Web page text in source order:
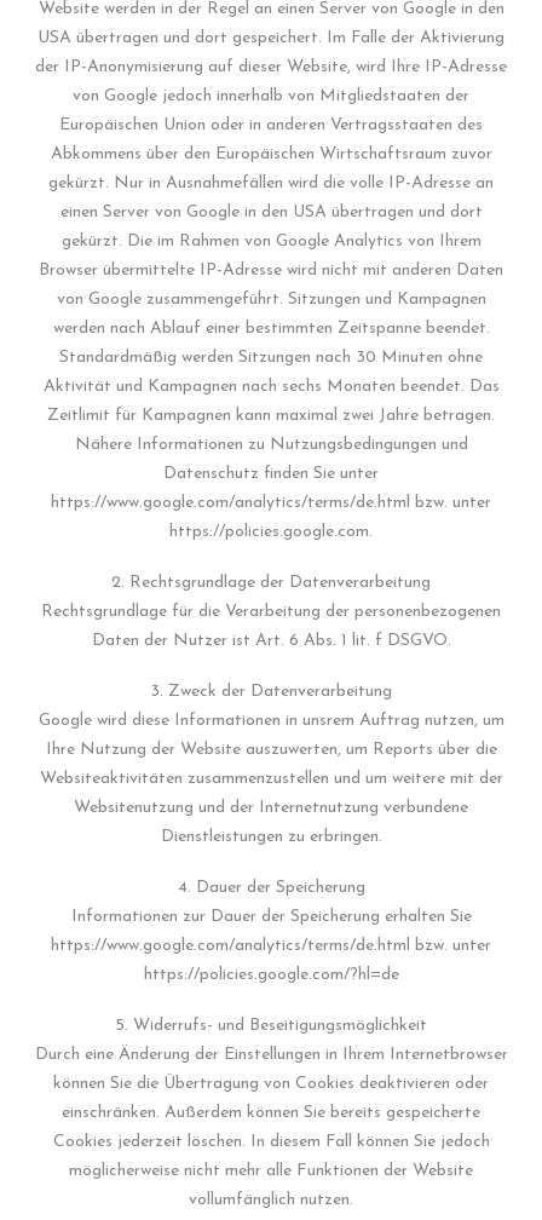
Website werden in der Regel an einen Server von Google in den
USA übertragen und dort gespeichert. Im Falle der Aktivierung
der IP-Anonymisierung auf dieser Website, wird Ihre IP-Adresse
von Google jedoch innerhalb von Mitgliedstaaten der
Europäischen Union oder in anderen Vertragsstaaten des
Abkommens über den Europäischen Wirtschaftsraum zuvor
gekürzt. Nur in Ausnahmefällen wird die volle IP-Adresse an
einen Server von Google in den USA übertragen und dort
gekürzt. Die im Rahmen von Google Analytics von Ihrem
Browser übermittelte IP-Adresse wird nicht mit anderen Daten
von Google zusammengeführt. Sitzungen und Kampagnen
werden nach Ablauf einer bestimmten Zeitspanne beendet.
Standardmäßig werden Sitzungen nach 30 Minuten ohne
Aktivität und Kampagnen nach sechs Monaten beendet. Das
Zeitlimit für Kampagnen kann maximal zwei Jahre betragen.
Nähere Informationen zu Nutzungsbedingungen und
Datenschutz finden Sie unter
https://www.google.com/analytics/terms/de.html bzw. unter
https://policies.google.com.
2. Rechtsgrundlage der Datenverarbeitung
Rechtsgrundlage für die Verarbeitung der personenbezogenen
Daten der Nutzer ist Art. 6 Abs. 1 lit. f DSGVO.
3. Zweck der Datenverarbeitung
Google wird diese Informationen in unsrem Auftrag nutzen, um
Ihre Nutzung der Website auszuwerten, um Reports über die
Websiteaktivitäten zusammenzustellen und um weitere mit der
Websitenutzung und der Internetnutzung verbundene
Dienstleistungen zu erbringen.
4. Dauer der Speicherung
Informationen zur Dauer der Speicherung erhalten Sie
https://www.google.com/analytics/terms/de.html bzw. unter
https://policies.google.com/?hl=de
5. Widerrufs- und Beseitigungsmöglichkeit
Durch eine Änderung der Einstellungen in Ihrem Internetbrowser
können Sie die Übertragung von Cookies deaktivieren oder
einschränken. Außerdem können Sie bereits gespeicherte
Cookies jederzeit löschen. In diesem Fall können Sie jedoch
möglicherweise nicht mehr alle Funktionen der Website
vollumfänglich nutzen.